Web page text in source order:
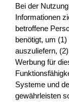
Bei der
Informationen
betroffene
benötigt, um
auszuliefern,
Werbung für
Systeme und
gewährleisten